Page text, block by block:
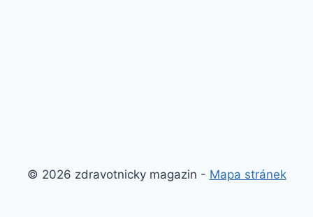
© 2026 zdravotnicky magazin - Mapa stránek